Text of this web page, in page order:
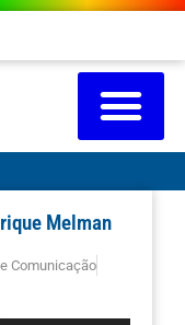
Melman
Comunicação